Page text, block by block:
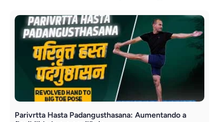
Parivrtta Hasta Padangusthasana: Aumentando a